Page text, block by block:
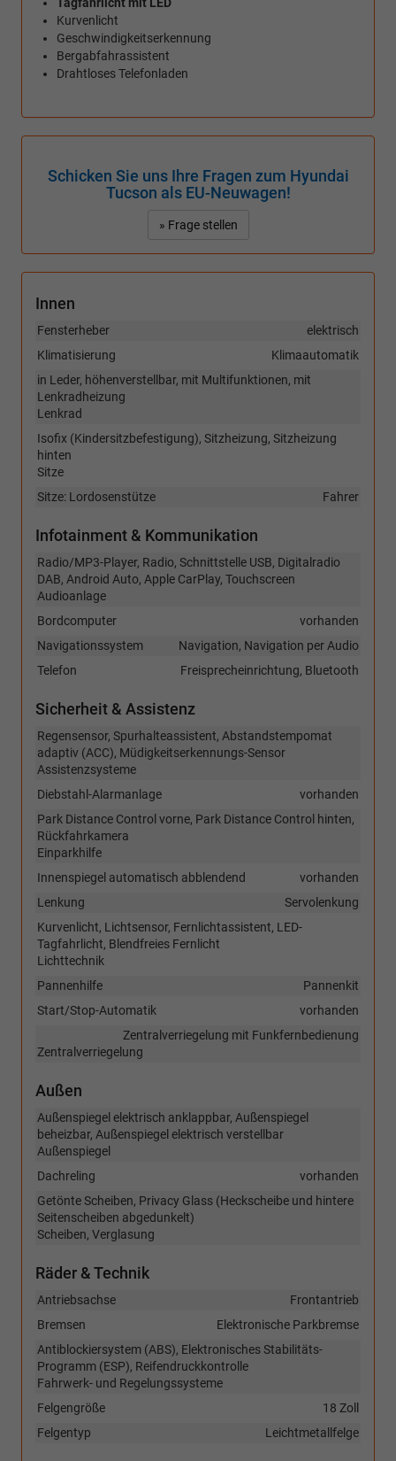
Tagfahrlicht mit LED
Kurvenlicht
Geschwindigkeitserkennung
Bergabfahrassistent
Drahtloses Telefonladen
Schicken Sie uns Ihre Fragen zum Hyundai
Tucson als EU-Neuwagen!
» Frage stellen
Innen
elektrisch
Fensterheber
Klimaautomatik
Klimatisierung
in Leder, höhenverstellbar, mit Multifunktionen, mit
Lenkradheizung
Lenkrad
Isofix (Kindersitzbefestigung), Sitzheizung, Sitzheizung
hinten
Sitze
Fahrer
Sitze: Lordosenstütze
Infotainment & Kommunikation
Radio/MP3-Player, Radio, Schnittstelle USB, Digitalradio
DAB, Android Auto, Apple CarPlay, Touchscreen
Audioanlage
vorhanden
Bordcomputer
Navigation, Navigation per Audio
Navigationssystem
Freisprecheinrichtung, Bluetooth
Telefon
Sicherheit & Assistenz
Regensensor, Spurhalteassistent, Abstandstempomat
adaptiv (ACC), Müdigkeitserkennungs-Sensor
Assistenzsysteme
vorhanden
Diebstahl-Alarmanlage
Park Distance Control vorne, Park Distance Control hinten,
Rückfahrkamera
Einparkhilfe
vorhanden
Innenspiegel automatisch abblendend
Servolenkung
Lenkung
Kurvenlicht, Lichtsensor, Fernlichtassistent, LED-
Tagfahrlicht, Blendfreies Fernlicht
Lichttechnik
Pannenkit
Pannenhilfe
vorhanden
Start/Stop-Automatik
Zentralverriegelung mit Funkfernbedienung
Zentralverriegelung
Außen
Außenspiegel elektrisch anklappbar, Außenspiegel
beheizbar, Außenspiegel elektrisch verstellbar
Außenspiegel
vorhanden
Dachreling
Getönte Scheiben, Privacy Glass (Heckscheibe und hintere
Seitenscheiben abgedunkelt)
Scheiben, Verglasung
Räder & Technik
Frontantrieb
Antriebsachse
Elektronische Parkbremse
Bremsen
Antiblockiersystem (ABS), Elektronisches Stabilitäts-
Programm (ESP), Reifendruckkontrolle
Fahrwerk- und Regelungssysteme
18 Zoll
Felgengröße
Leichtmetallfelge
Felgentyp